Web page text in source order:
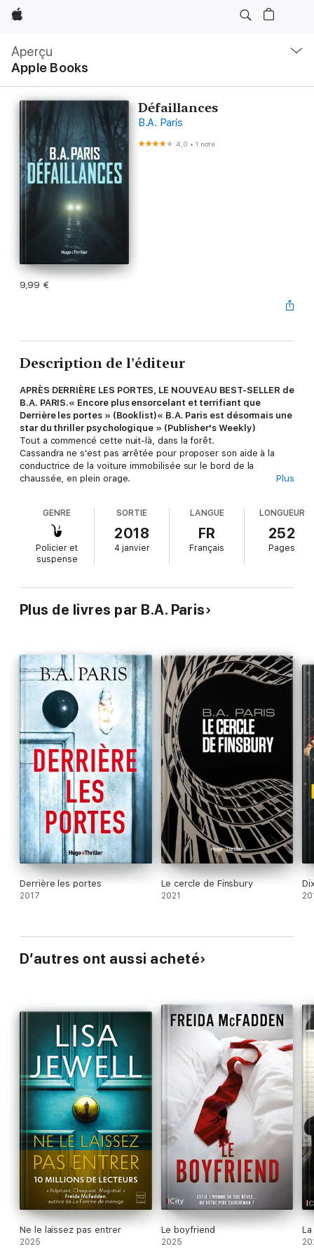
Apple
Aperçu
Apple Books
locale
Ouvrir
menu
Défaillances
B.A. Paris
4,0 •1 note
9,99 €
Description de l’éditeur
APRÈS DERRIÈRE LES PORTES, LE NOUVEAU BEST-SELLER de
B.A. PARIS.« Encore plus ensorcelant et terrifiant que
Derrière les portes » (Booklist)« B.A. Paris est désormais une
star du thriller psychologique » (Publisher's Weekly)
Tout a commencé cette nuit-là, dans la forêt.
Cassandra ne s'est pas arrêtée pour proposer son aide à la
conductrice de la voiture immobilisée sur le bord de la
chaussée, en plein orage.
sauvagement assassinée, Cass est assaillie par la culpabilité. Et
les coups de fil anonymes qu'elle reçoit désormais chez elle
ravivent son angoisse. Elle en est persuadée : quelqu'un l'a
vue, ce soir-là. Quelqu'un qui continue de l'observer. Quelqu'un
qui pourrait bien être l'assassin.
craintes au sérieux. Et alors que Cass elle-même commence à
douter face à ses trous de mémoire de plus en plus fréquents,
Plus
GENRE
Policier et
suspense
SORTIE
2018
4 janvier
LANGUE
FR
Français
LONGUEUR
252
Pages
Plus de livres par B.A. Paris
Derrière les portes
2017
Le cercle de Finsbury
2021
D’autres ont aussi acheté
Ne le laissez pas entrer
2025
Le boyfriend
2025